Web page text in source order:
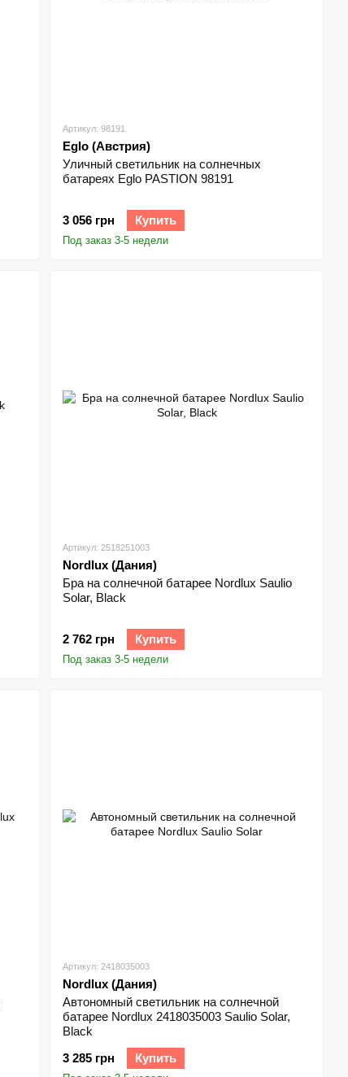
Артикул: 98191
Eglo (Австрия)
Уличный светильник на солнечных
батареях Eglo PASTION 98191
3 056 грн Купить
Под заказ 3-5 недели
Артикул: 2518251003
Nordlux (Дания)
Бра на солнечной батарее Nordlux Saulio
Solar, Black
2 762 грн Купить
Под заказ 3-5 недели
Артикул: 2418035003
Nordlux (Дания)
Автономный светильник на солнечной
батарее Nordlux 2418035003 Saulio Solar,
Black
3 285 грн
Купить